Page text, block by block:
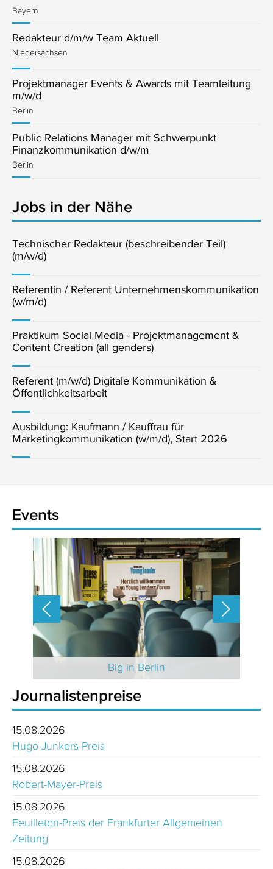
Bayern
Redakteur d/m/w Team Aktuell
Niedersachsen
Projektmanager Events & Awards mit Teamleitung
m/w/d
Berlin
Public Relations Manager mit Schwerpunkt
Finanzkommunikation d/w/m
Berlin
Jobs in der Nähe
Technischer Redakteur (beschreibender Teil)
(m/w/d)
Referentin / Referent Unternehmenskommunikation
(w/m/d)
Praktikum Social Media - Projektmanagement &
Content Creation (all genders)
Referent (m/w/d) Digitale Kommunikation &
Öffentlichkeitsarbeit
Ausbildung: Kaufmann / Kauffrau für
Marketingkommunikation (w/m/d), Start 2026
Events
Big in Berlin
Journalistenpreise
15.08.2026
Hugo-Junkers-Preis
15.08.2026
Robert-Mayer-Preis
15.08.2026
Feuilleton-Preis der Frankfurter Allgemeinen
Zeitung
15.08.2026